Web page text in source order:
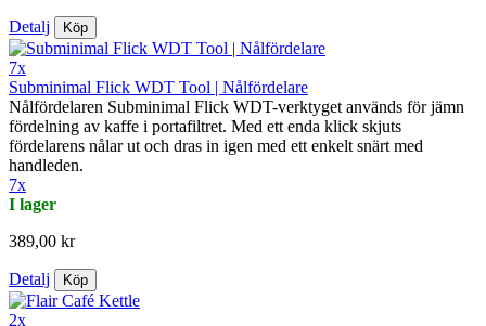
Detalj Köp
7x
Subminimal Flick WDT Tool | Nålfördelare
Nålfördelaren Subminimal Flick WDT-verktyget används för jämn
fördelning av kaffe i portafiltret. Med ett enda klick skjuts
fördelarens nålar ut och dras in igen med ett enkelt snärt med
handleden.
7x
I lager
389,00 kr
Detalj Köp
2x